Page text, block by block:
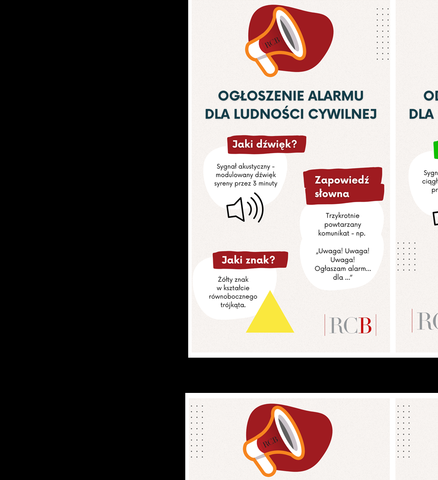
Szanujemy Twoją prywatność. Możesz zmienić ustawienia
lub zaakceptować je wszystkie. W dowolnym momencie możesz
dokonać zmiany swoich ustawień.